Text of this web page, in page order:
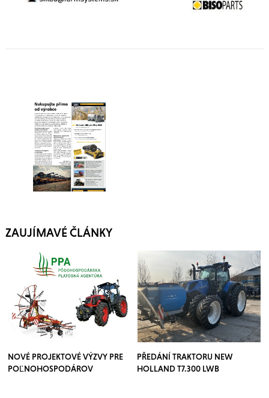
ZAUJÍMAVÉ ČLÁNKY
NOVÉ PROJEKTOVÉ VÝZVY PRE
POĽNOHOSPODÁROV
PŘEDÁNÍ TRAKTORU NEW
HOLLAND T7.300 LWB